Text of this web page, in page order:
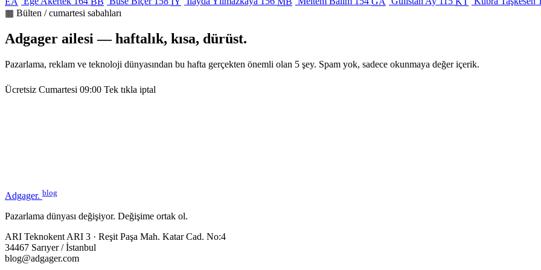
▦ Bülten / cumartesi sabahları
Adgager ailesi — haftalık, kısa, dürüst.
Pazarlama, reklam ve teknoloji dünyasından bu hafta gerçekten önemli olan 5 şey. Spam yok, sadece okunmaya değer içerik.
Ücretsiz Cumartesi 09:00 Tek tıkla iptal
Adgager. blog
Pazarlama dünyası değişiyor. Değişime ortak ol.
ARI Teknokent ARI 3 · Reşit Paşa Mah. Katar Cad. No:4
34467 Sarıyer / İstanbul
blog@adgager.com